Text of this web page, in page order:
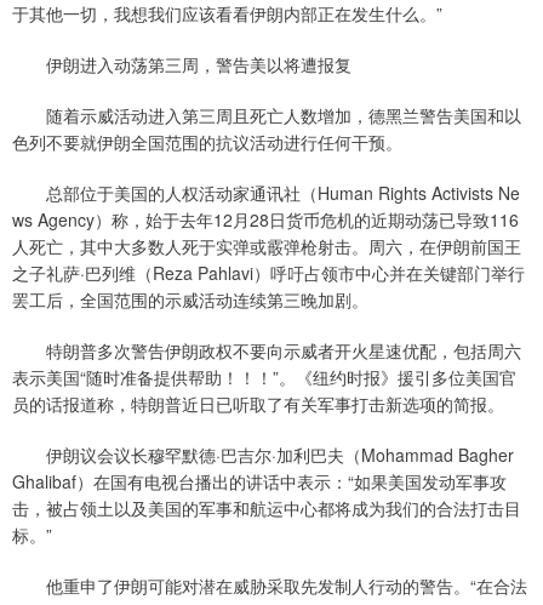
于其他一切，我想我们应该看看伊朗内部正在发生什么。”
伊朗进入动荡第三周，警告美以将遭报复
随着示威活动进入第三周且死亡人数增加，德黑兰警告美国和以
色列不要就伊朗全国范围的抗议活动进行任何干预。
总部位于美国的人权活动家通讯社（Human Rights Activists Ne
ws Agency）称，始于去年12月28日货币危机的近期动荡已导致116
人死亡，其中大多数人死于实弹或霰弹枪射击。周六，在伊朗前国王
之子礼萨·巴列维（Reza Pahlavi）呼吁占领市中心并在关键部门举行
罢工后，全国范围的示威活动连续第三晚加剧。
特朗普多次警告伊朗政权不要向示威者开火星速优配，包括周六
表示美国“随时准备提供帮助！！！”。《纽约时报》援引多位美国官
员的话报道称，特朗普近日已听取了有关军事打击新选项的简报。
伊朗议会议长穆罕默德·巴吉尔·加利巴夫（Mohammad Bagher
Ghalibaf）在国有电视台播出的讲话中表示：“如果美国发动军事攻
击，被占领土以及美国的军事和航运中心都将成为我们的合法打击目
标。”
他重申了伊朗可能对潜在威胁采取先发制人行动的警告。“在合法